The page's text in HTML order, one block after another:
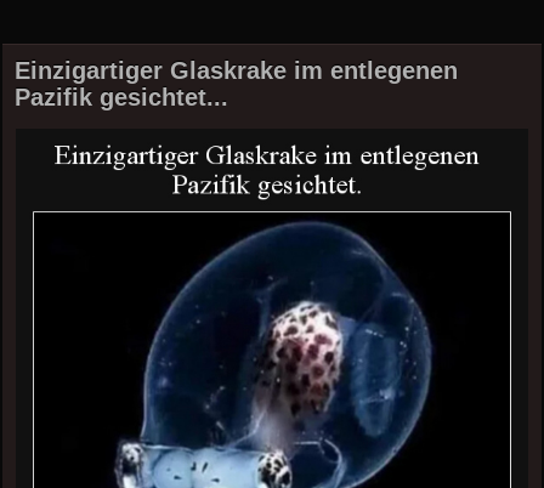
Einzigartiger Glaskrake im entlegenen
Pazifik gesichtet...